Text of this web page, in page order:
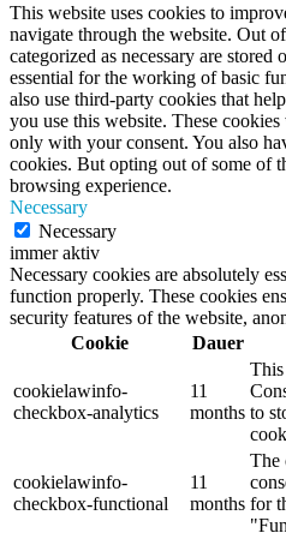
This website uses cookies to
navigate through the website. Out
categorized as necessary are stored
essential for the working of basic
also use third-party cookies that
you use this website. These
only with your consent. You also
cookies. But opting out of some of
browsing experience.
Necessary
Necessary
immer aktiv
Necessary cookies are absolutely
function properly. These cookies
security features of the website,
Cookie
Dauer
cookielawinfo-
checkbox-analytics
11
months to
cookielawinfo-
checkbox-functional
11
months
The
for